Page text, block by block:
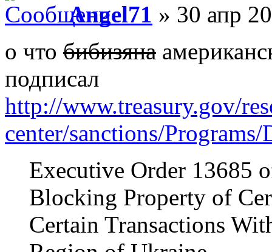
Angel71 » 30 апр
о что бибизяна
подписал
http://www.treasury.gov/
center/sanctions/
Executive Order 13685
Blocking Property of
Certain Transactions